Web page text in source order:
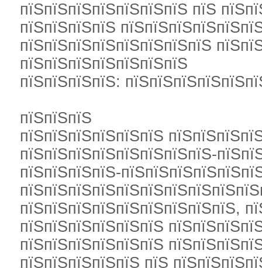
пїЅпїЅпїЅпїЅпїЅпїЅпїЅ пїЅ
пїЅпїЅпїЅпїЅ
пїЅпїЅпїЅпїЅпїЅпїЅпїЅпїЅ
пїЅпїЅпїЅпїЅпїЅпїЅпїЅ
пїЅпїЅпїЅпїЅ:
пїЅпїЅпїЅ
пїЅпїЅпїЅпїЅпїЅпїЅ
пїЅпїЅпїЅпїЅпїЅпїЅпїЅпїЅ-
пїЅпїЅпїЅпїЅ-
пїЅпїЅпїЅпїЅпїЅпїЅпїЅпїЅпїЅ,
пїЅпїЅпїЅпїЅпїЅпїЅ
пїЅпїЅпїЅпїЅпїЅпїЅ
пїЅпїЅпїЅпїЅпїЅ пїЅ